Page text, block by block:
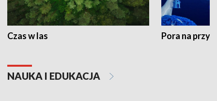
Czas w las Pora na
NAUKA I EDUKACJA